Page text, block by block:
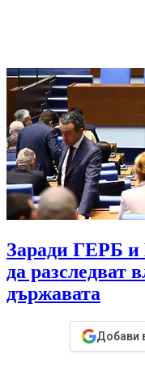
Заради ГЕРБ и
да разследват
държавата
Добави